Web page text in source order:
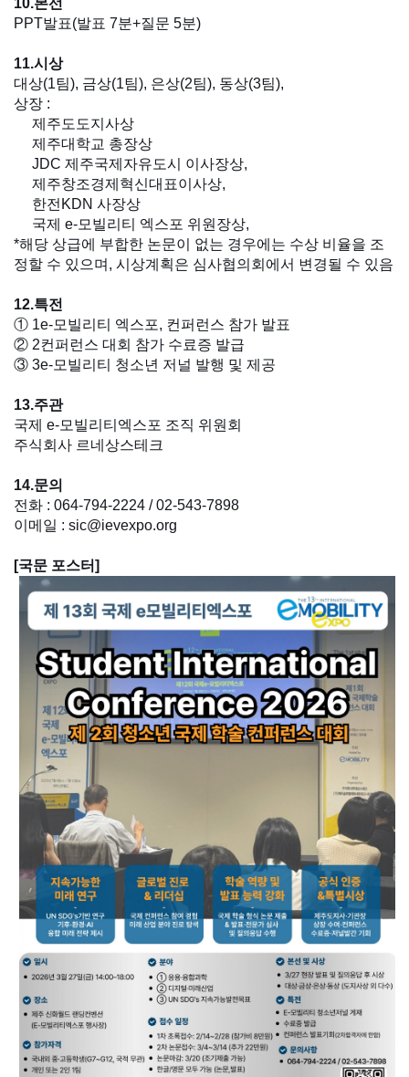
10.본선
PPT발표(발표 7분+질문 5분)
11.시상
대상(1팀), 금상(1팀), 은상(2팀), 동상(3팀),
상장 :
제주도도지사상
제주대학교 총장상
JDC 제주국제자유도시 이사장상,
제주창조경제혁신대표이사상,
한전KDN 사장상
국제 e-모빌리티 엑스포 위원장상,
*해당 상급에 부합한 논문이 없는 경우에는 수상 비율을 조
정할 수 있으며, 시상계획은 심사협의회에서 변경될 수 있음
12.특전
① 1e-모빌리티 엑스포, 컨퍼런스 참가 발표
② 2컨퍼런스 대회 참가 수료증 발급
③ 3e-모빌리티 청소년 저널 발행 및 제공
13.주관
국제 e-모빌리티엑스포 조직 위원회
주식회사 르네상스테크
14.문의
전화 : 064-794-2224 / 02-543-7898
이메일 : sic@ievexpo.org
[국문 포스터]